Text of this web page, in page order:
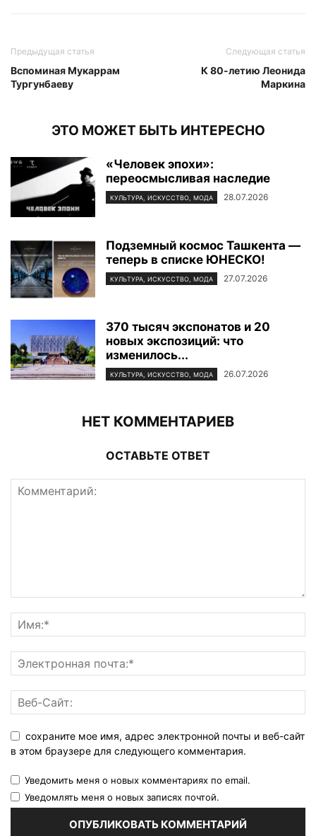
Предыдущая статья
Вспоминая Мукаррам
Тургунбаеву
Следующая статья
К 80-летию Леонида
Маркина
ЭТО МОЖЕТ БЫТЬ ИНТЕРЕСНО
«Человек эпохи»:
переосмысливая наследие
КУЛЬТУРА, ИСКУССТВО, МОДА 28.07.2026
Подземный космос Ташкента —
теперь в списке ЮНЕСКО!
КУЛЬТУРА, ИСКУССТВО, МОДА 27.07.2026
370 тысяч экспонатов и 20
новых экспозиций: что
изменилось...
КУЛЬТУРА, ИСКУССТВО, МОДА 26.07.2026
НЕТ КОММЕНТАРИЕВ
ОСТАВЬТЕ ОТВЕТ
сохраните мое имя, адрес электронной почты и веб-сайт
в этом браузере для следующего комментария.
Уведомить меня о новых комментариях по email.
Уведомлять меня о новых записях почтой.